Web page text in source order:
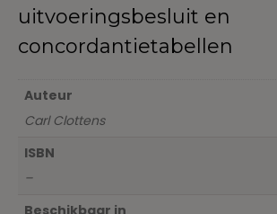
uitvoeringsbesluit en
concordantietabellen
Auteur
Carl Clottens
ISBN
–
Beschikbaar in